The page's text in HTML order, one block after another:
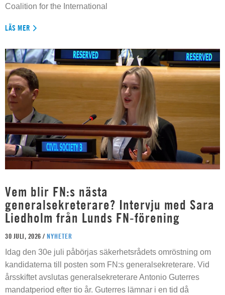
Coalition for the International
LÄS MER
Vem blir FN:s nästa
generalsekreterare? Intervju med Sara
Liedholm från Lunds FN-förening
30 JULI, 2026 / NYHETER
Idag den 30e juli påbörjas säkerhetsrådets omröstning om
kandidaterna till posten som FN:s generalsekreterare. Vid
årsskiftet avslutas generalsekreterare Antonio Guterres
mandatperiod efter tio år. Guterres lämnar i en tid då